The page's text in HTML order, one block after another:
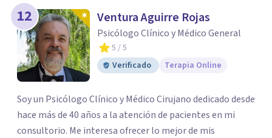
12 Ventura Aguirre Rojas
Psicólogo Clínico y Médico General
5 / 5
Verificado
Terapia Online
Soy un Psicólogo Clínico y Médico Cirujano dedicado desde
hace más de 40 años a la atención de pacientes en mi
consultorio. Me interesa ofrecer lo mejor de mis